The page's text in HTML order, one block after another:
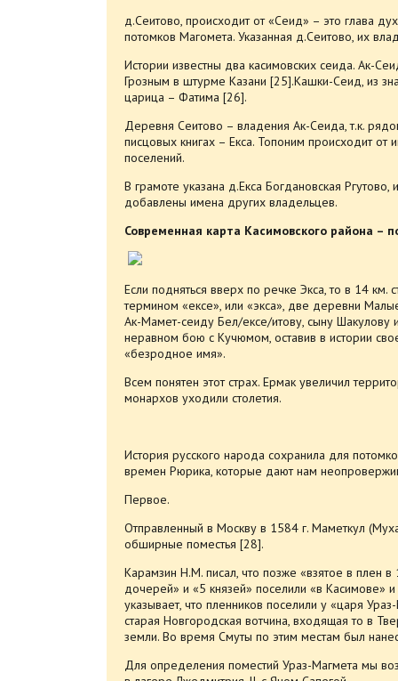
д.Сеитово, происходит от «Сеид» – это глава
потомков Магомета. Указанная д.Сеитово, их
Истории известны два касимовских сеида. Ак-
Грозным в штурме Казани [25].Кашки-Сеид, из
царица – Фатима [26].
Деревня Сеитово – владения Ак-Сеида, т.к.
писцовых книгах – Екса. Топоним происходит
поселений.
В грамоте указана д.Екса Богдановская
добавлены имена других владельцев.
Современная карта Касимовского района –
Если подняться вверх по речке Экса, то в 14
термином «ексе», или «экса», две деревни
Ак-Мамет-сеиду Бел/ексе/итову, сыну Шакулову
неравном бою с Кучюмом, оставив в истории
«безродное имя».
Всем понятен этот страх. Ермак увеличил
монархов уходили столетия.
История русского народа сохранила для
времен Рюрика, которые дают нам
Первое.
Отправленный в Москву в 1584 г. Маметкул
обширные поместья [28].
Карамзин Н.М. писал, что позже «взятое в плен
дочерей» и «5 князей» поселили «в Касимове»
указывает, что пленников поселили у «царя
старая Новгородская вотчина, входящая то в
земли. Во время Смуты по этим местам был
Для определения поместий Ураз-Магмета мы